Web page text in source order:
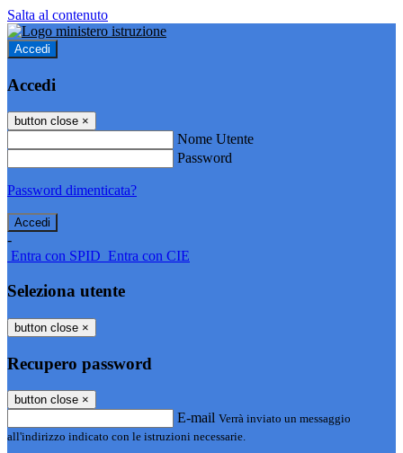
Salta al contenuto
Accedi
Accedi
button close ×
Nome Utente
Password
Password dimenticata?
-
Entra con SPID Entra con CIE
Seleziona utente
button close ×
Recupero password
button close ×
E-mail Verrà inviato un messaggio
all'indirizzo indicato con le istruzioni necessarie.